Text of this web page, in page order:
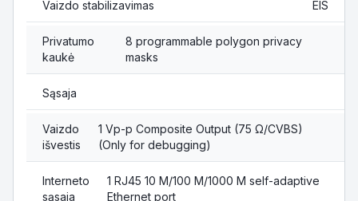
Vaizdo stabilizavimas EIS
Privatumo
kaukė
8 programmable polygon privacy
masks
Sąsaja
Vaizdo
išvestis
1 Vp-p Composite Output (75 Ω/CVBS)
(Only for debugging)
Interneto
sąsaja
1 RJ45 10 M/100 M/1000 M self-adaptive
Ethernet port